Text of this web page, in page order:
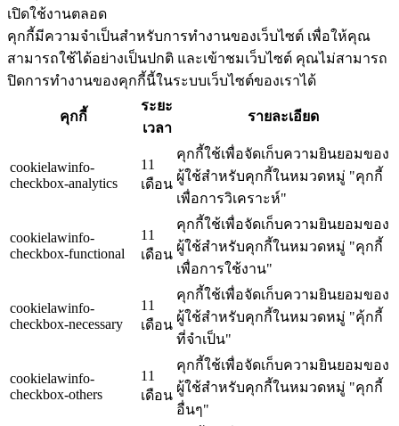
เปิดใช้งานตลอด
คุกกี้มีความจำเป็นสำหรับการทำงานของเว็บไซต์ เพื่อให้คุณ
สามารถใช้ได้อย่างเป็นปกติ และเข้าชมเว็บไซต์ คุณไม่สามารถ
ปิดการทำงานของคุกกี้นี้ในระบบเว็บไซต์ของเราได้
คุกกี้
ระยะ
เวลา
รายละเอียด
cookielawinfo-
checkbox-analytics
11
เดือน
คุกกี้ใช้เพื่อจัดเก็บความยินยอมของ
ผู้ใช้สำหรับคุกกี้ในหมวดหมู่ "คุกกี้
เพื่อการวิเคราะห์"
cookielawinfo-
checkbox-functional
11
เดือน
คุกกี้ใช้เพื่อจัดเก็บความยินยอมของ
ผู้ใช้สำหรับคุกกี้ในหมวดหมู่ "คุกกี้
เพื่อการใช้งาน"
cookielawinfo-
checkbox-necessary
11
เดือน
คุกกี้ใช้เพื่อจัดเก็บความยินยอมของ
ผู้ใช้สำหรับคุกกี้ในหมวดหมู่ "คุ้กกี้
ที่จำเป็น"
cookielawinfo-
checkbox-others
11
เดือน
คุกกี้ใช้เพื่อจัดเก็บความยินยอมของ
ผู้ใช้สำหรับคุกกี้ในหมวดหมู่ "คุกกี้
อื่นๆ"